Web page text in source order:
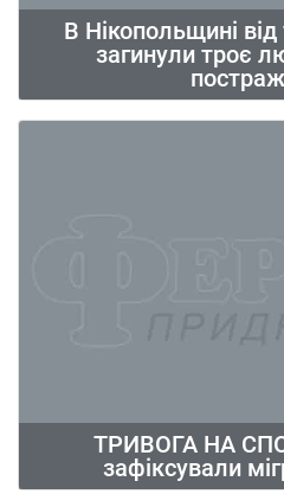
В Нікопольщині від
загинули троє
ТРИВОГА НА
зафіксували